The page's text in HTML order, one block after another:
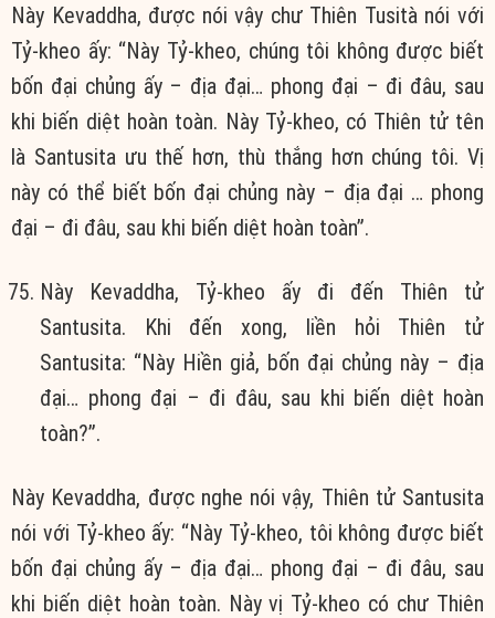
Này Kevaddha, được nói vậy chư Thiên Tusità nói với
Tỷ-kheo ấy: “Này Tỷ-kheo, chúng tôi không được biết
bốn đại chủng ấy – địa đại… phong đại – đi đâu, sau
khi biến diệt hoàn toàn. Này Tỷ-kheo, có Thiên tử tên
là Santusita ưu thế hơn, thù thắng hơn chúng tôi. Vị
này có thể biết bốn đại chủng này – địa đại … phong
đại – đi đâu, sau khi biến diệt hoàn toàn”.
Này Kevaddha, Tỷ-kheo ấy đi đến Thiên tử
Santusita. Khi đến xong, liền hỏi Thiên tử
Santusita: “Này Hiền giả, bốn đại chủng này – địa
đại… phong đại – đi đâu, sau khi biến diệt hoàn
toàn?”.
Này Kevaddha, được nghe nói vậy, Thiên tử Santusita
nói với Tỷ-kheo ấy: “Này Tỷ-kheo, tôi không được biết
bốn đại chủng ấy – địa đại… phong đại – đi đâu, sau
khi biến diệt hoàn toàn. Này vị Tỷ-kheo có chư Thiên